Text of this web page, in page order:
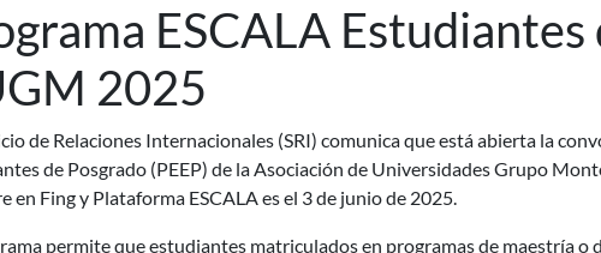
ESCALA Estudiantes
2025
de Relaciones Internacionales (SRI) comunica que está abierta la
de Posgrado (PEEP) de la Asociación de Universidades Grupo
en Fing y Plataforma ESCALA es el 3 de junio de 2025.
permite que estudiantes matriculados en programas de maestría o